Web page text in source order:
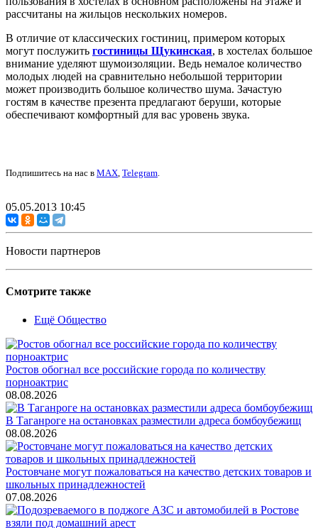
рассчитаны на жильцов нескольких номеров.
В отличие от классических гостиниц, примером которых
могут послужить гостиницы Щукинская, в хостелах большое
внимание уделяют шумоизоляции. Ведь немалое количество
молодых людей на сравнительно небольшой территории
может производить большое количество шума. Зачастую
гостям в качестве презента предлагают беруши, которые
обеспечивают комфортный для вас уровень звука.
Подпишитесь на нас в MAX, Telegram.
05.05.2013 10:45
Новости партнеров
Смотрите также
Ещё Общество
Ростов обогнал все российские города по количеству
порноактрис
08.08.2026
В Таганроге на остановках разместили адреса бомбоубежищ
08.08.2026
Ростовчане могут пожаловаться на качество детских товаров и
школьных принадлежностей
07.08.2026